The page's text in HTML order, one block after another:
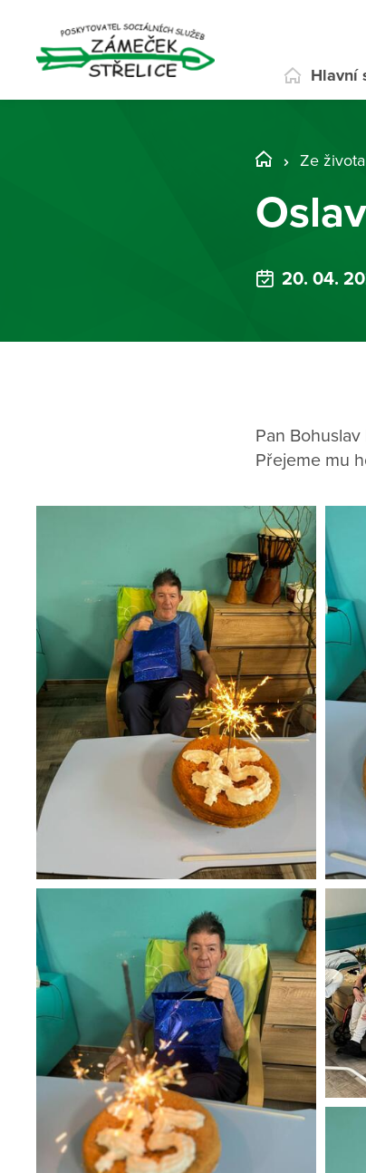
Hlavní
Ze
20. 04.
Pan
Přejeme mu